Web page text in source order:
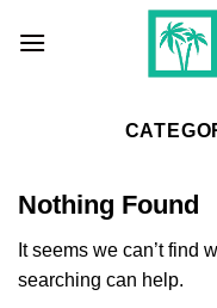
Nothing Found
It seems we can’t find
searching can help.